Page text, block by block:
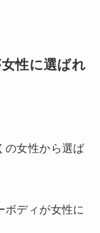
性に選ばれ
の女性から選ば
ボディが女性に